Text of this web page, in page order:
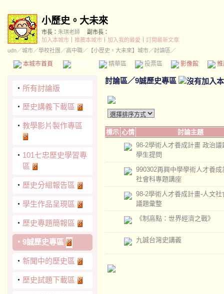
小歷史。大未來
市長： 朱琪老師
副市長：
加入本城市
推薦本城市 加入我的最愛
訂閱最新文章
udn／城市／學校社團 ／高中職／ 【小歷史。大未來】城市／討論區／
本城市首頁 精華區 投票區 影像館
‧ 所有討論版
‧ 歷史講義下載區
‧ 教學影片製作專區
‧ 101七忠歷史學習專
區
‧ 歷史分組報告區
‧ 學生作品呈現區
‧ 歷史專題簡報區
‧ 9誠歷史專區
‧ 新聞中的歷史區
‧ 歷史試題下載區
討論區／9誠歷史專區
標示 心情
討論主題
98-2學術人才養成計畫 政治議
學生提問
990302再興中學學術人才養成
社會科專題講座
98-2學術人才養成計畫-人文社
議題彙整
《制高點：世界經濟之戰》
九誠台灣史講義